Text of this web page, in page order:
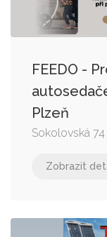
FEEDO -
Plzeň
Sokolovská
Zobrazit